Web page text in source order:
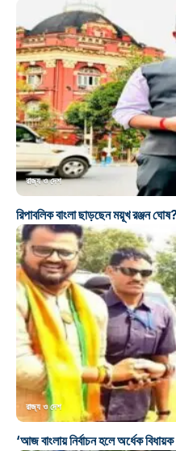
রাজ্য ও দেশ
রিপাবলিক বাংলা ছাড়ছেন ময়ূখ রঞ্জন
রাজ্য ও দেশ
‘আজ বাংলায় নির্বাচন হলে অর্ধেক